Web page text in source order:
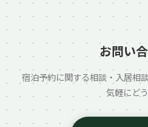
お問い
宿泊予約に関する相談・入居相
気軽にどう